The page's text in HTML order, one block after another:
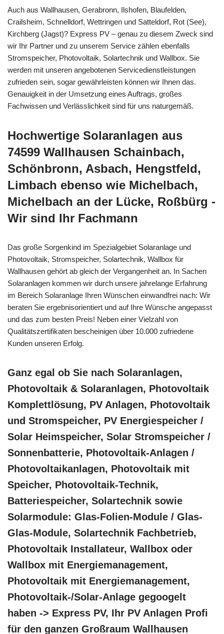
Auch aus Wallhausen, Gerabronn, Ilshofen, Blaufelden,
Crailsheim, Schnelldorf, Wettringen und Satteldorf, Rot (See),
Kirchberg (Jagst)? Express PV – genau zu diesem Zweck sind
wir Ihr Partner und zu unserem Service zählen ebenfalls
Stromspeicher, Photovoltaik, Solartechnik und Wallbox. Sie
werden mit unseren angebotenen Servicedienstleistungen
zufrieden sein, sogar gewährleisten können wir Ihnen das.
Genauigkeit in der Umsetzung eines Auftrags, großes
Fachwissen und Verlässlichkeit sind für uns naturgemäß.
Hochwertige Solaranlagen aus
74599 Wallhausen Schainbach,
Schönbronn, Asbach, Hengstfeld,
Limbach ebenso wie Michelbach,
Michelbach an der Lücke, Roßbürg -
Wir sind Ihr Fachmann
Das große Sorgenkind im Spezialgebiet Solaranlage und
Photovoltaik, Stromspeicher, Solartechnik, Wallbox für
Wallhausen gehört ab gleich der Vergangenheit an. In Sachen
Solaranlagen kommen wir durch unsere jahrelange Erfahrung
im Bereich Solaranlage Ihren Wünschen einwandfrei nach: Wir
beraten Sie ergebnisorientiert und auf Ihre Wünsche angepasst
und das zum besten Preis! Neben einer Vielzahl von
Qualitätszertifikaten bescheinigen über 10.000 zufriedene
Kunden unseren Erfolg.
Ganz egal ob Sie nach Solaranlagen,
Photovoltaik & Solaranlagen, Photovoltaik
Komplettlösung, PV Anlagen, Photovoltaik
und Stromspeicher, PV Energiespeicher /
Solar Heimspeicher, Solar Stromspeicher /
Sonnenbatterie, Photovoltaik-Anlagen /
Photovoltaikanlagen, Photovoltaik mit
Speicher, Photovoltaik-Technik,
Batteriespeicher, Solartechnik sowie
Solarmodule: Glas-Folien-Module / Glas-
Glas-Module, Solartechnik Fachbetrieb,
Photovoltaik Installateur, Wallbox oder
Wallbox mit Energiemanagement,
Photovoltaik mit Energiemanagement,
Photovoltaik-/Solar-Anlage gegoogelt
haben -> Express PV, Ihr PV Anlagen Profi
für den ganzen Großraum Wallhausen